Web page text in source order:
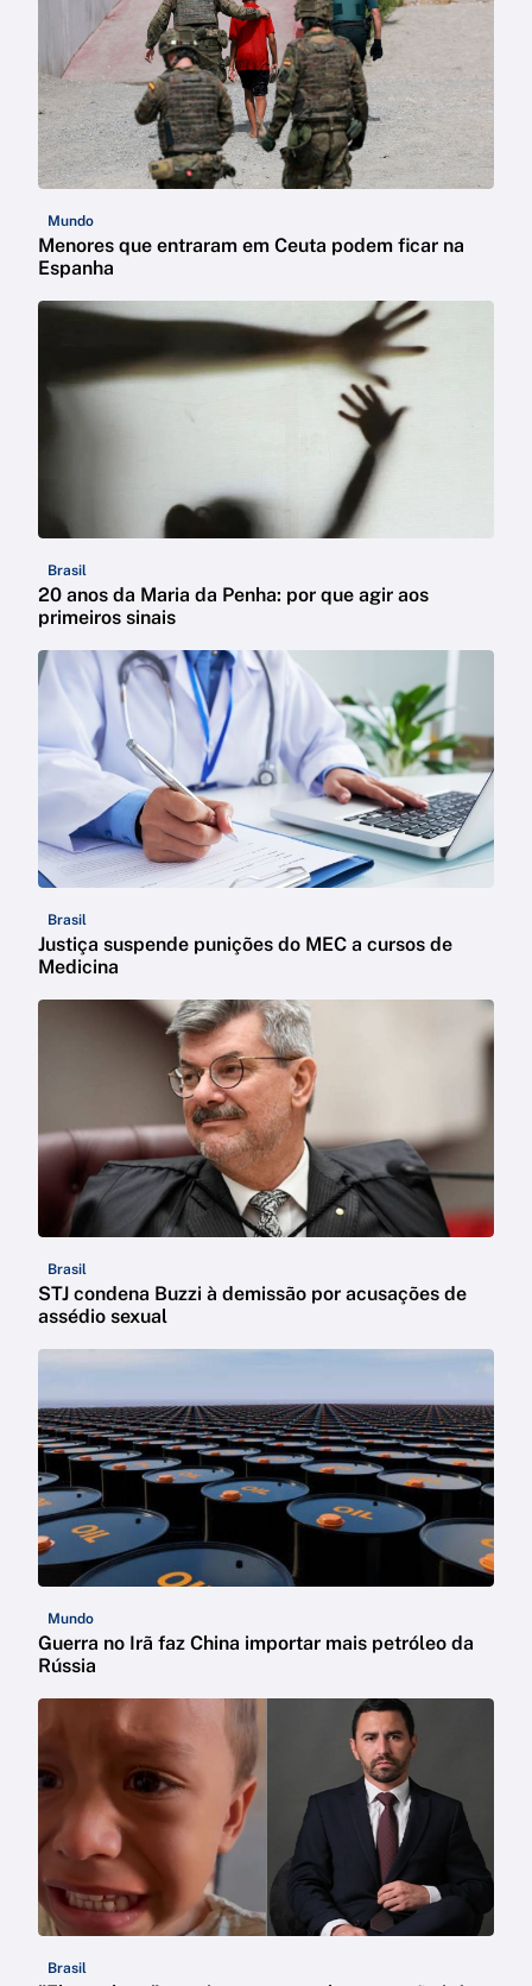
Mundo
Menores que entraram em Ceuta podem ficar na
Espanha
Brasil
20 anos da Maria da Penha: por que agir aos
primeiros sinais
Brasil
Justiça suspende punições do MEC a cursos de
Medicina
Brasil
STJ condena Buzzi à demissão por acusações de
assédio sexual
Mundo
Guerra no Irã faz China importar mais petróleo da
Rússia
Brasil